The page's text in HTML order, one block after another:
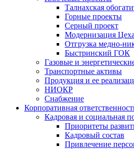
Талнахская
Горные проекты
Серный проект
Модернизация
Отгрузка медно-
Быстринский ГОК
Газовые и
Транспортные активы
Продукция и ее
НИОКР
Снабжение
Корпоративная
Кадровая и социальная
Приоритеты
Кадровый состав
Привлечение